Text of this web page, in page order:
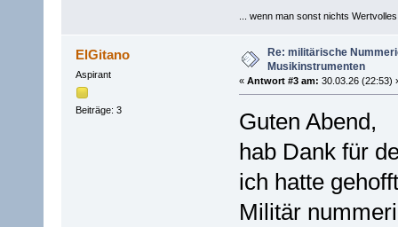
... wenn man sonst nichts
ElGitano
Aspirant
Beiträge: 3
Re: militärische
Musikinstrumenten
« Antwort #3 am: 30.03.26 (22:53)
Guten Abend,
hab Dank für
ich hatte
Militär